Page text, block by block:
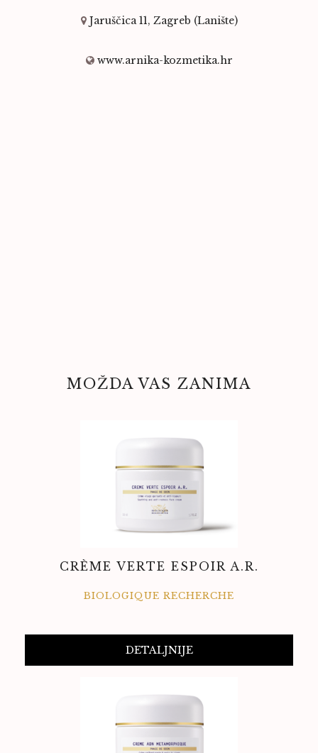
Jaruščica 11, Zagreb (Lanište)
www.arnika-kozmetika.hr
MOŽDA VAS ZANIMA
CRÈME VERTE ESPOIR A.R.
BIOLOGIQUE RECHERCHE
DETALJNIJE